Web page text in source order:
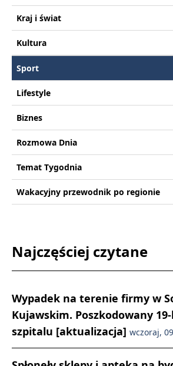
Kraj i świat
Kultura
Sport
Lifestyle
Biznes
Rozmowa Dnia
Temat Tygodnia
Wakacyjny przewodnik po regionie
Najczęściej czytane
Wypadek na terenie firmy w
Kujawskim. Poszkodowany
szpitalu [aktualizacja] wczoraj,